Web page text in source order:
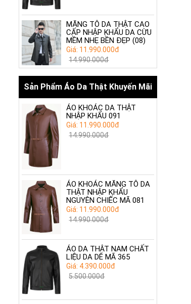
MĂNG TÔ DA THẬT CAO
CẤP NHẬP KHẨU DA CỪU
MỀM NHẸ BỀN ĐẸP (08)
Giá: 11.990.000đ
14.990.000đ
Sản Phẩm Áo Da Thật Khuyến Mãi
ÁO KHOÁC DA THẬT
NHẬP KHẨU 091
Giá: 11.990.000đ
14.990.000đ
ÁO KHOÁC MĂNG TÔ DA
THẬT NHẬP KHẨU
NGUYÊN CHIẾC MÃ 081
Giá: 11.990.000đ
14.990.000đ
ÁO DA THẬT NAM CHẤT
LIỆU DA DÊ MÃ 365
Giá: 4.390.000đ
5.500.000đ